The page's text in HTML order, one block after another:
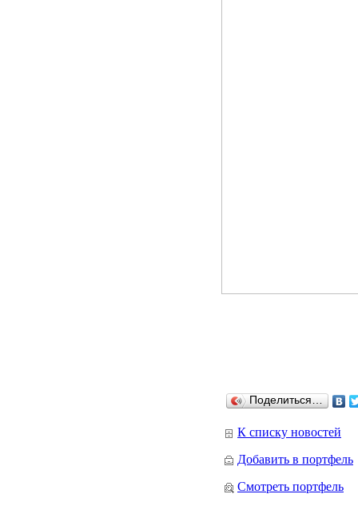
Поделиться…
К списку новостей
Добавить в портфель
Смотреть портфель